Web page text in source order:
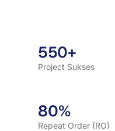
550+
Project Sukses
80%
Repeat Order (RO)